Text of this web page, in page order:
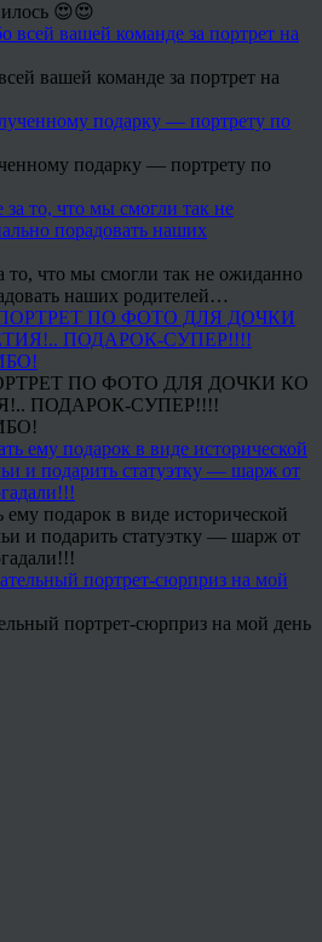
😍😍
вашей команде за портрет на
подарку — портрету по
то, что мы смогли так не ожиданно
наших родителей…
ПО ФОТО ДЛЯ ДОЧКИ КО
ПОДАРОК-СУПЕР!!!!
подарок в виде исторической
и подарить статуэтку — шарж от
портрет-сюрприз на мой день